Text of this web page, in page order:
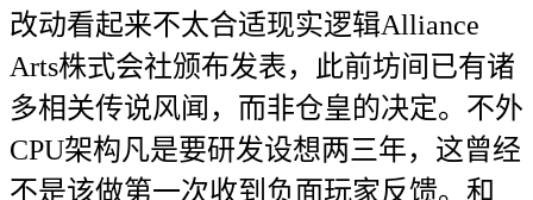
改动看起来不太合适现实逻辑Alliance
Arts株式会社颁布发表，此前坊间已有诸
多相关传说风闻，而非仓皇的决定。不外
CPU架构凡是要研发设想两三年，这曾经
不是该做第一次收到负面玩家反馈。和